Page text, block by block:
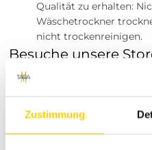
Zustimmung
Qualität zu erhalten:
Wäschetrockner
nicht trockenreinigen.
Besuche unsere
Du möchtest vor dem Kauf
Dinslaken, Borken, Rheine,
Datteln, Lüdinghausen, Marl